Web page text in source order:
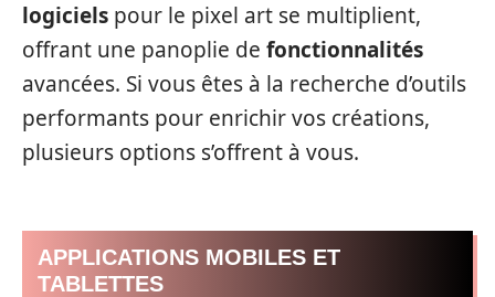
logiciels pour le pixel art se multiplient,
offrant une panoplie de fonctionnalités
avancées. Si vous êtes à la recherche d’outils
performants pour enrichir vos créations,
plusieurs options s’offrent à vous.
APPLICATIONS MOBILES ET
TABLETTES